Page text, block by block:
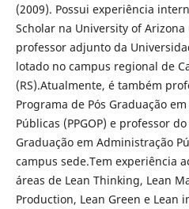
(2009). Possui experiência
Scholar na University of Arizona
professor adjunto da
lotado no campus regional de
(RS).Atualmente, é também
Programa de Pós Graduação
Públicas (PPGOP) e professor
Graduação em Administração
campus sede.Tem experiência
áreas de Lean Thinking, Lean
Production, Lean Green e Lean